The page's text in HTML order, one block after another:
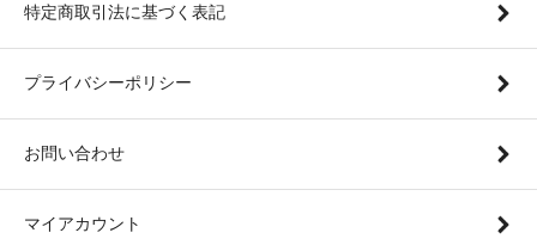
特定商取引法に基づく表記
プライバシーポリシー
お問い合わせ
マイアカウント